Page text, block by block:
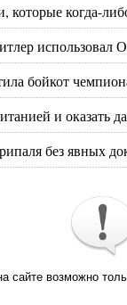
когда-
использовал
бойкот
и оказать
без явных
сайте возможно